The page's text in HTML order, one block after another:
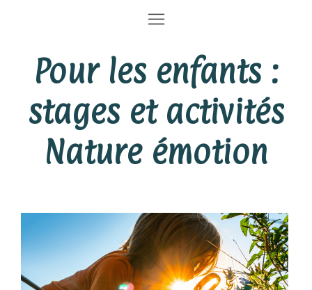
Pour les enfants :
stages et activités
Nature émotion